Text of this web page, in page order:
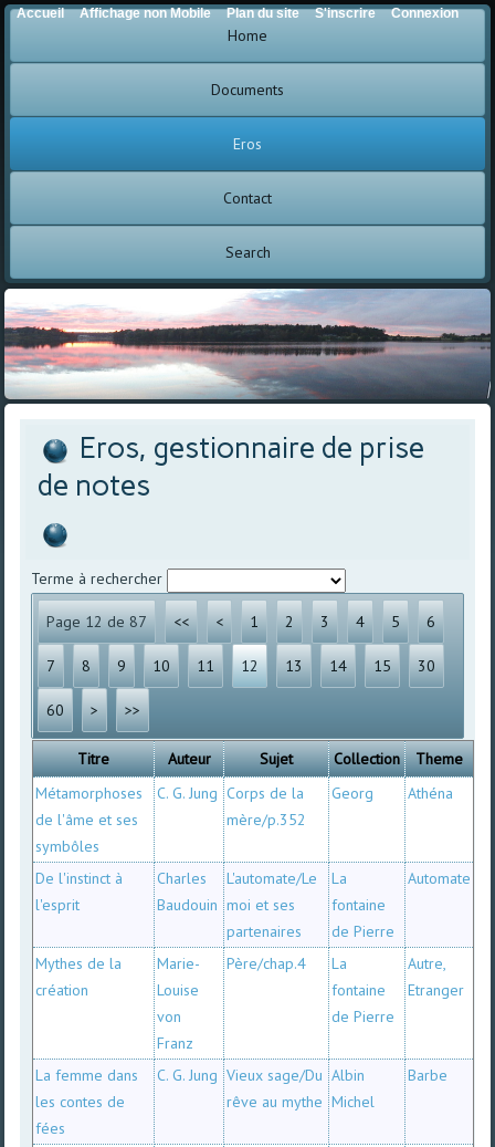
Home
Documents
Eros
Contact
Search
Eros, gestionnaire de prise
de notes
Terme à rechercher
Page 12 de 87 << < 1 2 3 4 5 6
7 8 9 10 11 12 13 14 15 30
60 > >>
Titre Auteur Sujet Collection
Theme
Métamorphoses
de l'âme et ses
symbôles
C. G. Jung Corps de la
mère/p.352
Georg Athéna
De l'instinct à
l'esprit
Charles
Baudouin
L'automate/Le
moi et ses
partenaires
La
fontaine
de Pierre
Automate
Mythes de la
création
Marie-
Louise
von
Franz
Père/chap.4
La
fontaine
de Pierre
Autre,
Etranger
La femme dans
les contes de
fées
C. G. Jung Vieux sage/Du
rêve au mythe
Albin
Michel
Barbe
Accueil Affichage non Mobile Plan du site S'inscrire Connexion